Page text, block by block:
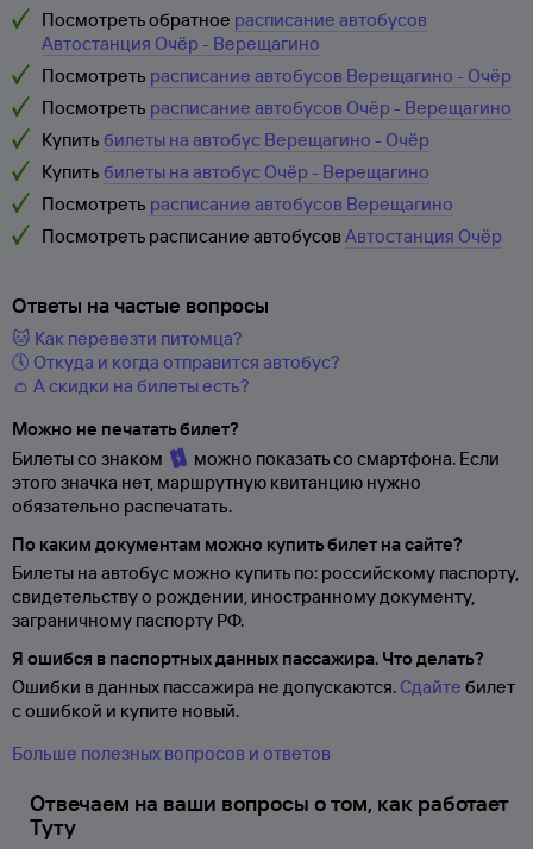
Посмотреть обратное расписание автобусов
Автостанция Очёр - Верещагино
Посмотреть расписание автобусов Верещагино - Очёр
Посмотреть расписание автобусов Очёр - Верещагино
Купить билеты на автобус Верещагино - Очёр
Купить билеты на автобус Очёр - Верещагино
Посмотреть расписание автобусов Верещагино
Посмотреть расписание автобусовАвтостанция Очёр
Ответы на частые вопросы
🐱 Как перевезти питомца?
🕔 Откуда и когда отправится автобус?
👛 А скидки на билеты есть?
Можно не печатать билет?
Билеты со знаком
можно показать со смартфона. Если
этого значка нет, маршрутную квитанцию нужно
обязательно распечатать.
По каким документам можно купить билет на сайте?
Билеты на автобус можно купить по: российскому паспорту,
свидетельству о рождении, иностранному документу,
заграничному паспорту РФ.
Я ошибся в паспортных данных пассажира. Что делать?
Ошибки в данных пассажира не допускаются. Сдайте билет
с ошибкой и купите новый.
Больше полезных вопросов и ответов
Отвечаем на ваши вопросы о том, как работает
Туту